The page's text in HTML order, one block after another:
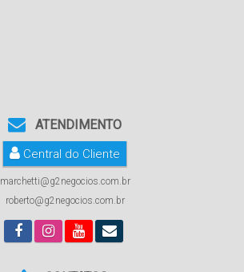
ATENDIMENTO
Central do Cliente
marchetti@g2negocios.com.br
roberto@g2negocios.com.br